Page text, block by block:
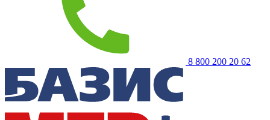
8 800 200 20 62